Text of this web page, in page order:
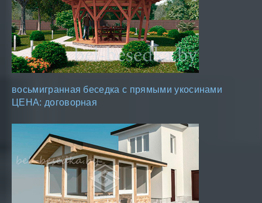
восьмигранная беседка с прямыми укосинами
ЦЕНА: договорная